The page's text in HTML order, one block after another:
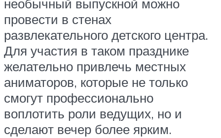
необычный выпускной можно
провести в стенах
развлекательного детского центра.
Для участия в таком празднике
желательно привлечь местных
аниматоров, которые не только
смогут профессионально
воплотить роли ведущих, но и
сделают вечер более ярким.